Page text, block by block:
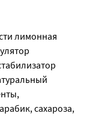
лимонная
сахароза,